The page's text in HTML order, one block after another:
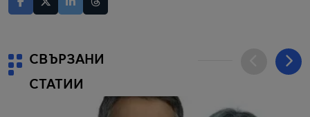
СВЪРЗАНИ
СТАТИИ